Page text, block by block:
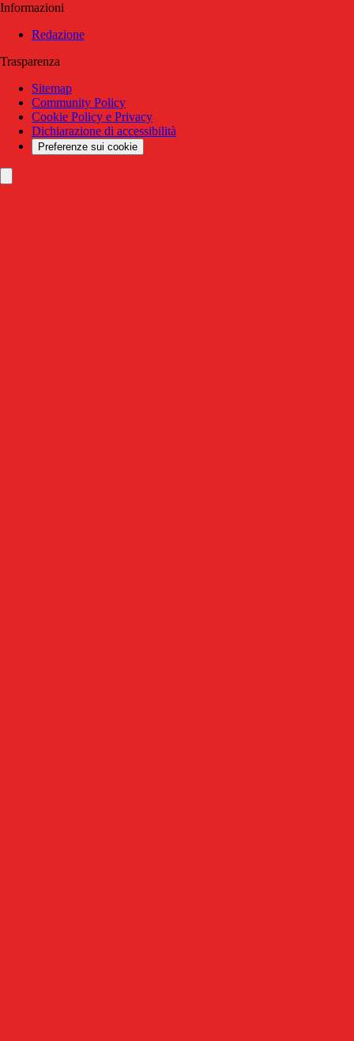
Informazioni
Redazione
Trasparenza
Sitemap
Community Policy
Cookie Policy e Privacy
Dichiarazione di accessibilità
Preferenze sui cookie